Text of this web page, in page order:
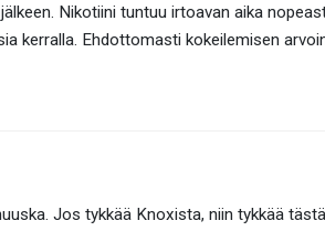
Nikotiini tuntuu irtoavan aika
kerralla. Ehdottomasti kokeilemisen
Jos tykkää Knoxista, niin tykkää